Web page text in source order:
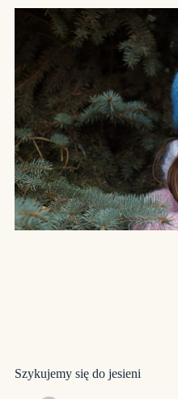
Szykujemy się do jesieni